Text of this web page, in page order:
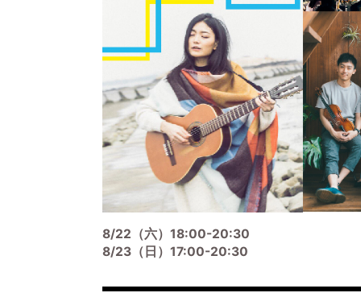
8/22（六）18:00-20:30
8/23（日）17:00-20:30